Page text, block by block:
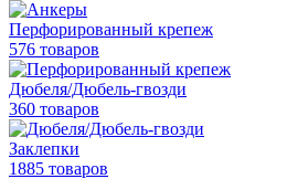
Перфорированный крепеж
576 товаров
Дюбеля/Дюбель-гвозди
360 товаров
Заклепки
1885 товаров